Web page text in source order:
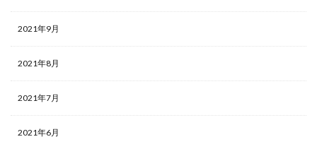
2021年9月
2021年8月
2021年7月
2021年6月